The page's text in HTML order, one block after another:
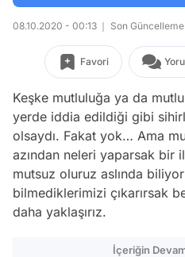
08.10.2020 - 00:13 Son
Favori
Keşke mutluluğa ya da
yerde iddia edildiği gibi
olsaydı. Fakat yok… Ama
azından neleri yaparsak bir
mutsuz oluruz aslında
bilmediklerimizi çıkarırsak
daha yaklaşırız.
İçeriğin